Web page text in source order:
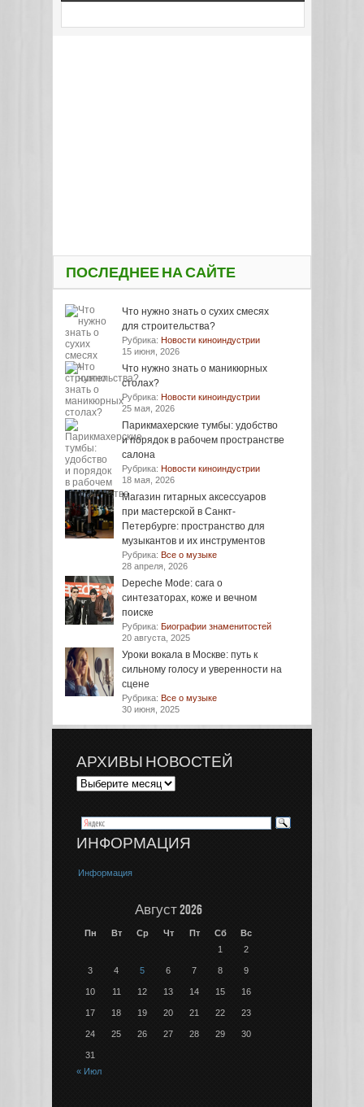
ПОСЛЕДНЕЕ НА САЙТЕ
Что нужно знать о сухих смесях
для строительства?
Рубрика: Новости киноиндустрии
15 июня, 2026
Что нужно знать о маникюрных
столах?
Рубрика: Новости киноиндустрии
25 мая, 2026
Парикмахерские тумбы: удобство
и порядок в рабочем пространстве
салона
Рубрика: Новости киноиндустрии
18 мая, 2026
Магазин гитарных аксессуаров
при мастерской в Санкт-
Петербурге: пространство для
музыкантов и их инструментов
Рубрика: Все о музыке
28 апреля, 2026
Depeche Mode: сага о
синтезаторах, коже и вечном
поиске
Рубрика: Биографии знаменитостей
20 августа, 2025
Уроки вокала в Москве: путь к
сильному голосу и уверенности на
сцене
Рубрика: Все о музыке
30 июня, 2025
АРХИВЫ НОВОСТЕЙ
ИНФОРМАЦИЯ
Информация
Август 2026
Пн Вт Ср Чт Пт Сб
Вс
1
2
3 4 5 6 7 8 9
10 11 12 13 14 15 16
17 18 19 20 21 22 23
24 25 26 27 28 29 30
31
« Июл